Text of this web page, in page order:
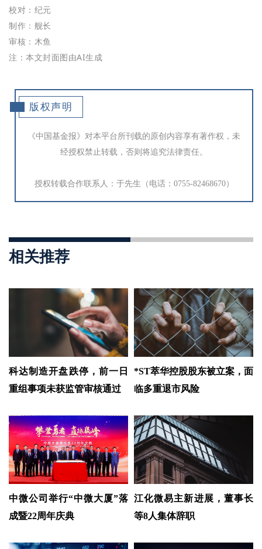
校对：纪元
制作：舰长
审核：木鱼
注：本文封面图由AI生成
版权声明
《中国基金报》对本平台所刊载的原创内容享有著作权，未
经授权禁止转载，否则将追究法律责任。
授权转载合作联系人：于先生（电话：0755-82468670）
相关推荐
科达制造开盘跌停，前一日
重组事项未获监管审核通过
*ST萃华控股股东被立案，面
临多重退市风险
中微公司举行“中微大厦”落
成暨22周年庆典
江化微易主新进展，董事长
等8人集体辞职